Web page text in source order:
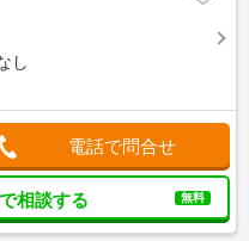
し
電話で問合せ
相談する 無料